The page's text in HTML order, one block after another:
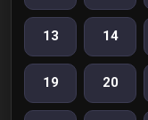
13 14
19 20